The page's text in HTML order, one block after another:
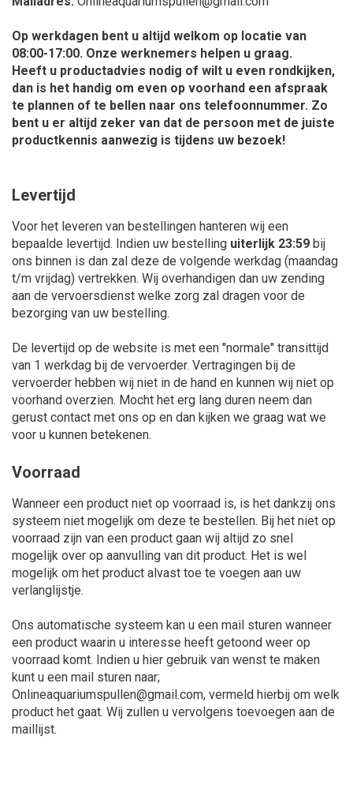
Op werkdagen bent u altijd welkom op locatie van
08:00-17:00. Onze werknemers helpen u graag.
Heeft u productadvies nodig of wilt u even rondkijken,
dan is het handig om even op voorhand een afspraak
te plannen of te bellen naar ons telefoonnummer. Zo
bent u er altijd zeker van dat de persoon met de juiste
productkennis aanwezig is tijdens uw bezoek!
Levertijd
Voor het leveren van bestellingen hanteren wij een
bepaalde levertijd. Indien uw bestelling uiterlijk 23:59 bij
ons binnen is dan zal deze de volgende werkdag (maandag
t/m vrijdag) vertrekken. Wij overhandigen dan uw zending
aan de vervoersdienst welke zorg zal dragen voor de
bezorging van uw bestelling.
De levertijd op de website is met een ''normale'' transittijd
van 1 werkdag bij de vervoerder. Vertragingen bij de
vervoerder hebben wij niet in de hand en kunnen wij niet op
voorhand overzien. Mocht het erg lang duren neem dan
gerust contact met ons op en dan kijken we graag wat we
voor u kunnen betekenen.
Voorraad
Wanneer een product niet op voorraad is, is het dankzij ons
systeem niet mogelijk om deze te bestellen. Bij het niet op
voorraad zijn van een product gaan wij altijd zo snel
mogelijk over op aanvulling van dit product. Het is wel
mogelijk om het product alvast toe te voegen aan uw
verlanglijstje.
Ons automatische systeem kan u een mail sturen wanneer
een product waarin u interesse heeft getoond weer op
voorraad komt. Indien u hier gebruik van wenst te maken
kunt u een mail sturen naar;
Onlineaquariumspullen@gmail.com, vermeld hierbij om welk
product het gaat. Wij zullen u vervolgens toevoegen aan de
maillijst.